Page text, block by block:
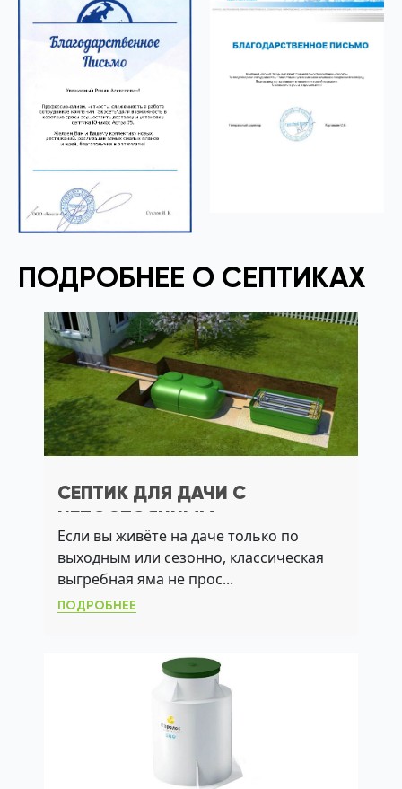
ПОДРОБНЕЕ О СЕПТИКАХ
СЕПТИК ДЛЯ ДАЧИ С
НЕПОСТОЯННЫМ
ПРОЖИВАНИЕМ: КАК ВЫБРАТЬ
СИСТЕМУ, КОТОРАЯ НЕ
ТРЕБУЕТ ОТКАЧКИ
Если вы живёте на даче только по
выходным или сезонно, классическая
выгребная яма не прос...
ПОДРОБНЕЕ